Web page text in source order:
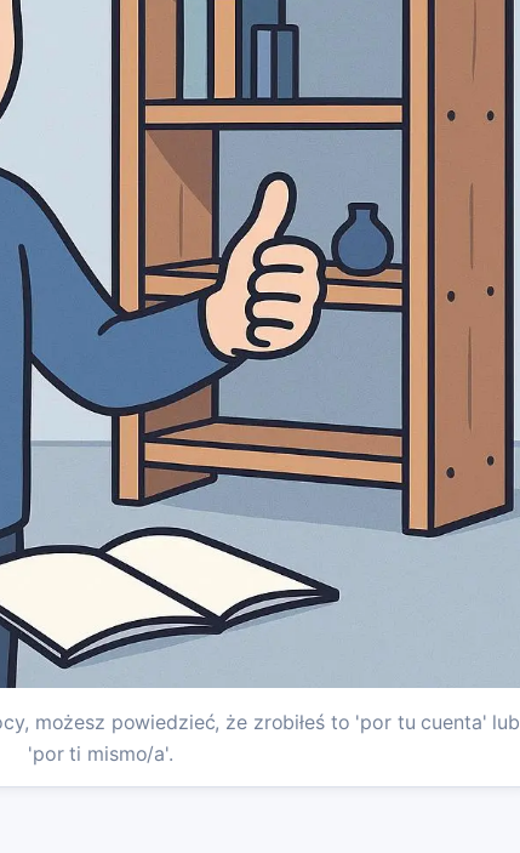
możesz powiedzieć, że zrobiłeś to 'por tu cuenta' lub
'por ti mismo/a'.